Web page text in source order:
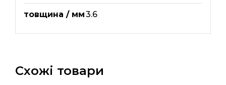
товщина / мм3.6
Схожі товари